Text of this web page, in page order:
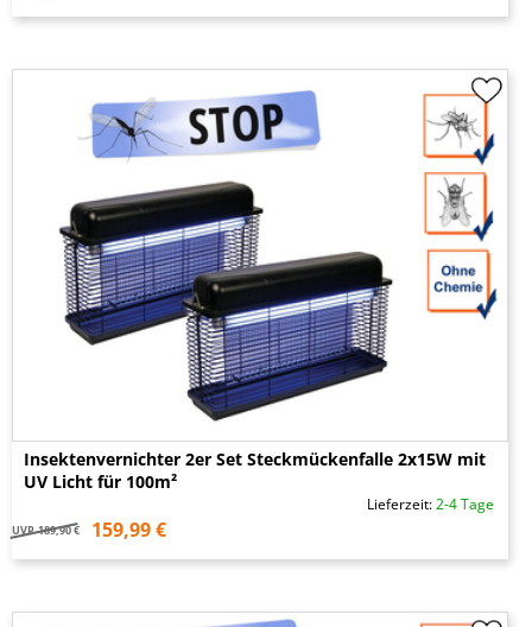
Insektenvernichter 2er Set Steckmückenfalle 2x15W mit
UV Licht für 100m²
Lieferzeit:2-4 Tage
UVP 189,90 € 159,99 €